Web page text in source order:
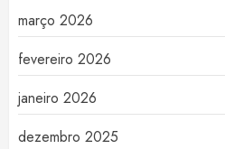
março 2026
fevereiro 2026
janeiro 2026
dezembro 2025